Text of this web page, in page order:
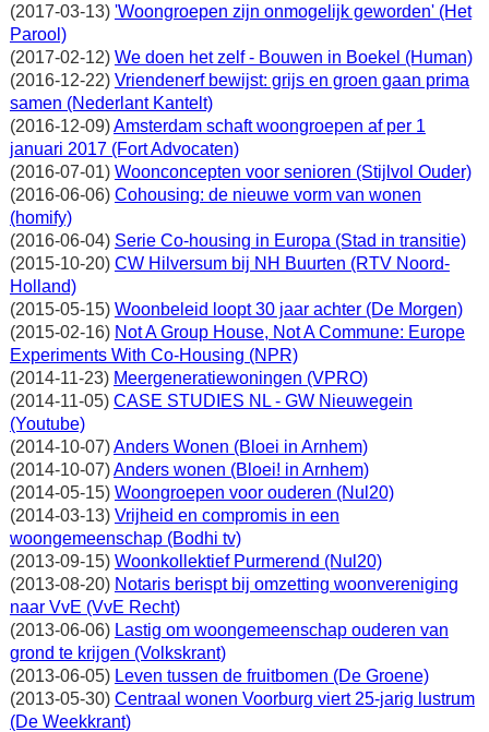
(2017-03-13) 'Woongroepen zijn onmogelijk geworden' (Het
Parool)
(2017-02-12) We doen het zelf - Bouwen in Boekel (Human)
(2016-12-22) Vriendenerf bewijst: grijs en groen gaan prima
samen (Nederlant Kantelt)
(2016-12-09)Amsterdam schaft woongroepen af per 1
januari 2017 (Fort Advocaten)
(2016-07-01) Woonconcepten voor senioren (Stijlvol Ouder)
(2016-06-06) Cohousing: de nieuwe vorm van wonen
(homify)
(2016-06-04) Serie Co-housing in Europa (Stad in transitie)
(2015-10-20) CW Hilversum bij NH Buurten (RTV Noord-
Holland)
(2015-05-15) Woonbeleid loopt 30 jaar achter (De Morgen)
(2015-02-16) Not A Group House, Not A Commune: Europe
Experiments With Co-Housing (NPR)
(2014-11-23) Meergeneratiewoningen (VPRO)
(2014-11-05) CASE STUDIES NL - GW Nieuwegein
(Youtube)
(2014-10-07)Anders Wonen (Bloei in Arnhem)
(2014-10-07)Anders wonen (Bloei! in Arnhem)
(2014-05-15) Woongroepen voor ouderen (Nul20)
(2014-03-13) Vrijheid en compromis in een
woongemeenschap (Bodhi tv)
(2013-09-15) Woonkollektief Purmerend (Nul20)
(2013-08-20) Notaris berispt bij omzetting woonvereniging
naar VvE (VvE Recht)
(2013-06-06) Lastig om woongemeenschap ouderen van
grond te krijgen (Volkskrant)
(2013-06-05) Leven tussen de fruitbomen (De Groene)
(2013-05-30) Centraal wonen Voorburg viert 25-jarig lustrum
(De Weekkrant)